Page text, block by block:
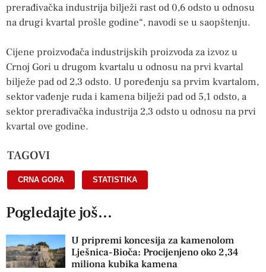
prerađivačka industrija bilježi rast od 0,6 odsto u odnosu
na drugi kvartal prošle godine“, navodi se u saopštenju.
Cijene proizvođača industrijskih proizvoda za izvoz u
Crnoj Gori u drugom kvartalu u odnosu na prvi kvartal
bilježe pad od 2,3 odsto. U poređenju sa prvim kvartalom,
sektor vađenje ruda i kamena bilježi pad od 5,1 odsto, a
sektor prerađivačka industrija 2,3 odsto u odnosu na prvi
kvartal ove godine.
TAGOVI
CRNA GORA STATISTIKA
Pogledajte još...
U pripremi koncesija za kamenolom
Lješnica-Bioča: Procijenjeno oko 2,34
miliona kubika kamena